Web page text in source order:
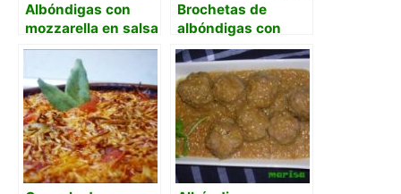
Albóndigas con
mozzarella en salsa
de almendras y
tomate
Brochetas de
albóndigas con
patatitas